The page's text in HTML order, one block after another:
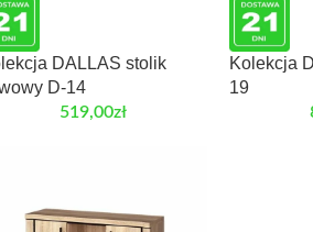
DALLAS stolik
D-14
519,00zł
Kolekcja
19